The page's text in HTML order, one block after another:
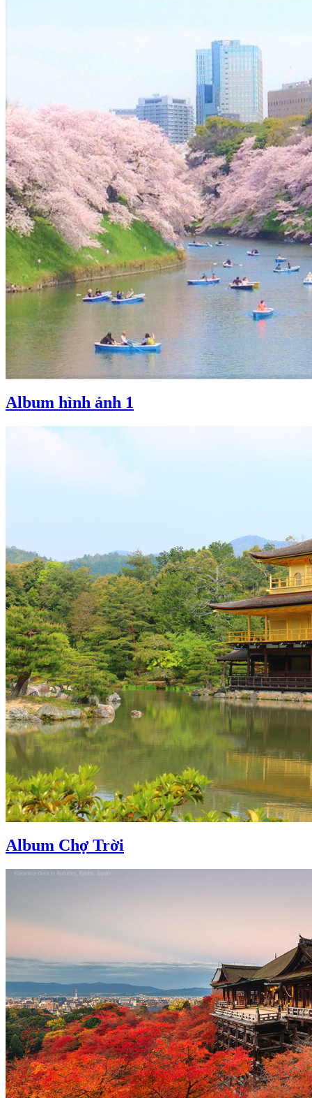
Album hình ảnh 1
Album Chợ Trời